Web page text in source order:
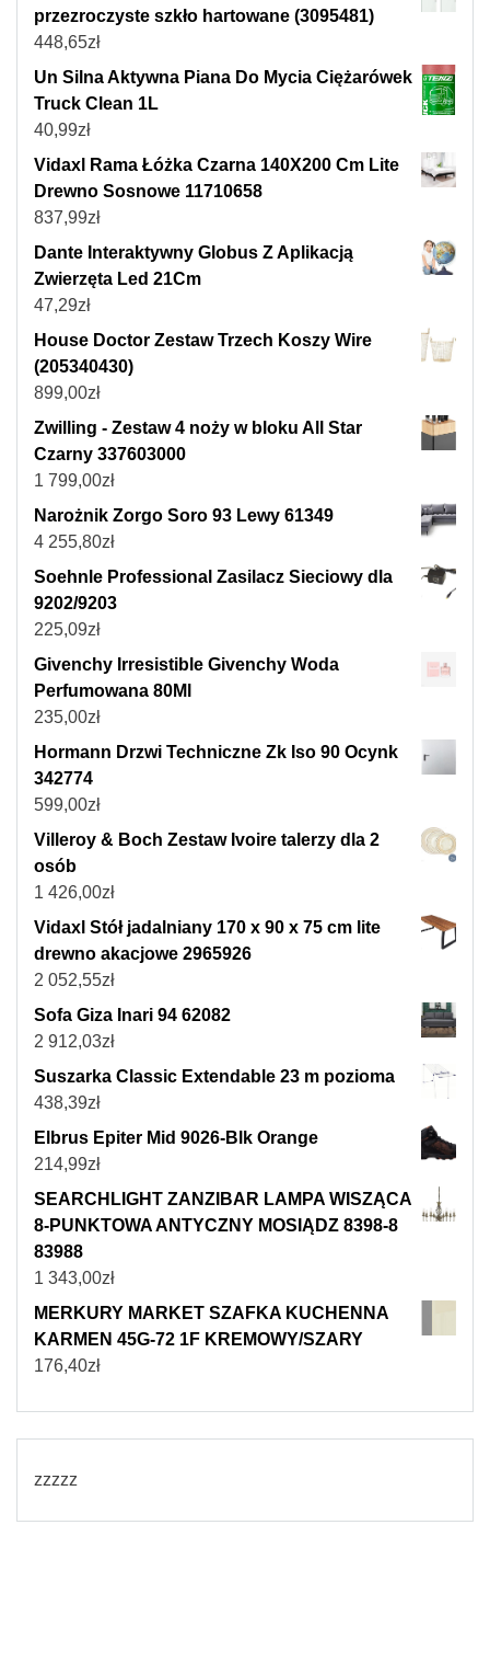
przezroczyste szkło hartowane (3095481)
448,65zł
Un Silna Aktywna Piana Do Mycia Ciężarówek
Truck Clean 1L
40,99zł
Vidaxl Rama Łóżka Czarna 140X200 Cm Lite
Drewno Sosnowe 11710658
837,99zł
Dante Interaktywny Globus Z Aplikacją
Zwierzęta Led 21Cm
47,29zł
House Doctor Zestaw Trzech Koszy Wire
(205340430)
899,00zł
Zwilling - Zestaw 4 noży w bloku All Star
Czarny 337603000
1 799,00zł
Narożnik Zorgo Soro 93 Lewy 61349
4 255,80zł
Soehnle Professional Zasilacz Sieciowy dla
9202/9203
225,09zł
Givenchy Irresistible Givenchy Woda
Perfumowana 80Ml
235,00zł
Hormann Drzwi Techniczne Zk Iso 90 Ocynk
342774
599,00zł
Villeroy & Boch Zestaw Ivoire talerzy dla 2
osób
1 426,00zł
Vidaxl Stół jadalniany 170 x 90 x 75 cm lite
drewno akacjowe 2965926
2 052,55zł
Sofa Giza Inari 94 62082
2 912,03zł
Suszarka Classic Extendable 23 m pozioma
438,39zł
Elbrus Epiter Mid 9026-Blk Orange
214,99zł
SEARCHLIGHT ZANZIBAR LAMPA WISZĄCA
8-PUNKTOWA ANTYCZNY MOSIĄDZ 8398-8
83988
1 343,00zł
MERKURY MARKET SZAFKA KUCHENNA
KARMEN 45G-72 1F KREMOWY/SZARY
176,40zł
zzzzz